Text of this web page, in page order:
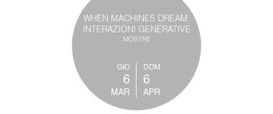
WHEN MACHINES DREAM:
INTERAZIONI GENERATIVE
MOSTRE
GIO
6
MAR
DOM
6
APR